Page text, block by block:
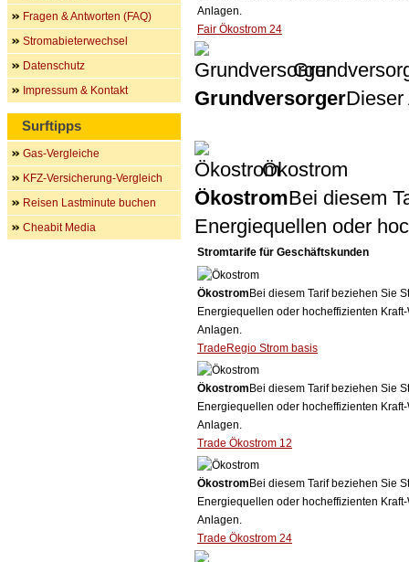
Anlagen.
Fair Ökostrom 24
GrundversorgerDieser
Ökostrom
ÖkostromBei diesem
Energiequellen oder
Stromtarife für Geschäftskunden
Ökostrom Bei diesem Tarif beziehen Sie
Energiequellen oder hocheffizienten
Anlagen.
TradeRegio Strom basis
Ökostrom Bei diesem Tarif beziehen Sie
Energiequellen oder hocheffizienten
Anlagen.
Trade Ökostrom 12
Ökostrom Bei diesem Tarif beziehen Sie
Energiequellen oder hocheffizienten
Anlagen.
Trade Ökostrom 24
Fragen & Antworten (FAQ)
Stromabieterwechsel
Datenschutz
Impressum & Kontakt
Surftipps
Gas-Vergleiche
KFZ-Versicherung-Vergleich
Reisen Lastminute buchen
Cheabit Media